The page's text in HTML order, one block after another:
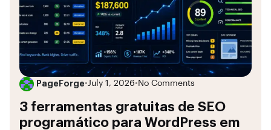
PageForge•July 1, 2026• No Comments
3 ferramentas gratuitas de SEO
programático para WordPress em